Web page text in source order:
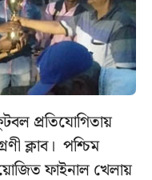
প্রতিযোগিতায়
ক্লাব। পশ্চিম
ফাইনাল খেলায়